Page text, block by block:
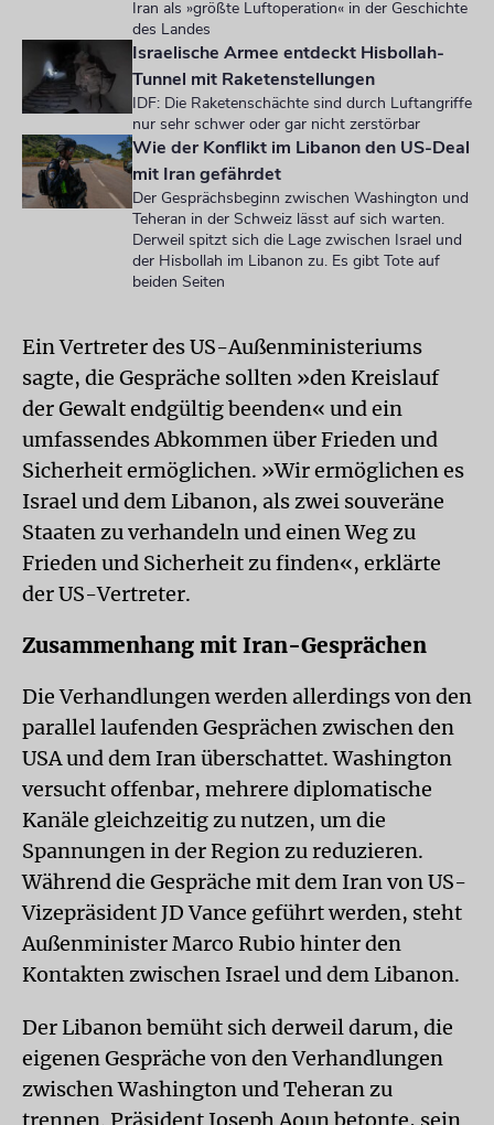
Iran als »größte Luftoperation« in der Geschichte
des Landes
Israelische Armee entdeckt Hisbollah-
Tunnel mit Raketenstellungen
IDF: Die Raketenschächte sind durch Luftangriffe
nur sehr schwer oder gar nicht zerstörbar
Wie der Konflikt im Libanon den US-Deal
mit Iran gefährdet
Der Gesprächsbeginn zwischen Washington und
Teheran in der Schweiz lässt auf sich warten.
Derweil spitzt sich die Lage zwischen Israel und
der Hisbollah im Libanon zu. Es gibt Tote auf
beiden Seiten
Ein Vertreter des US-Außenministeriums
sagte, die Gespräche sollten »den Kreislauf
der Gewalt endgültig beenden« und ein
umfassendes Abkommen über Frieden und
Sicherheit ermöglichen. »Wir ermöglichen es
Israel und dem Libanon, als zwei souveräne
Staaten zu verhandeln und einen Weg zu
Frieden und Sicherheit zu finden«, erklärte
der US-Vertreter.
Zusammenhang mit Iran-Gesprächen
Die Verhandlungen werden allerdings von den
parallel laufenden Gesprächen zwischen den
USA und dem Iran überschattet. Washington
versucht offenbar, mehrere diplomatische
Kanäle gleichzeitig zu nutzen, um die
Spannungen in der Region zu reduzieren.
Während die Gespräche mit dem Iran von US-
Vizepräsident JD Vance geführt werden, steht
Außenminister Marco Rubio hinter den
Kontakten zwischen Israel und dem Libanon.
Der Libanon bemüht sich derweil darum, die
eigenen Gespräche von den Verhandlungen
zwischen Washington und Teheran zu